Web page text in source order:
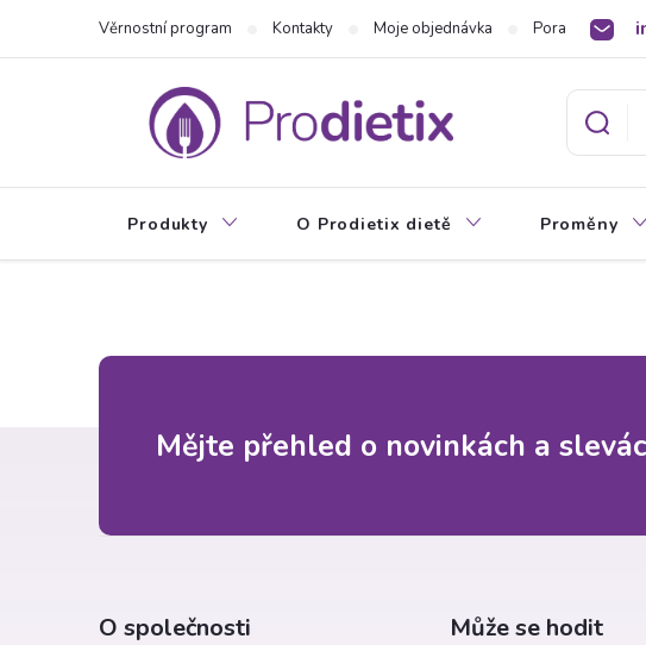
Věrnostní program Kontakty Moje objednávka Poradna
Produkty O Prodietix dietě Proměny
Mějte přehled o novinkách a
O společnosti Může se hodit